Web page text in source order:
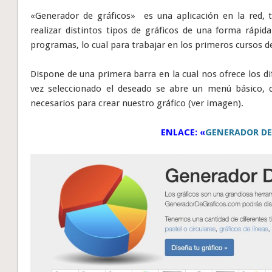
«Generador de gráficos» es una aplicación en la
realizar distintos tipos de gráficos de una forma
programas, lo cual para trabajar en los primeros cursos
Dispone de una primera barra en la cual nos ofrece los
vez seleccionado el deseado se abre un menú
necesarios para crear nuestro gráfico (ver imagen).
ENLACE: «GENERADOR